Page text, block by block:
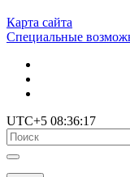
Карта сайта
Специальные
UTC+5 08:36:17